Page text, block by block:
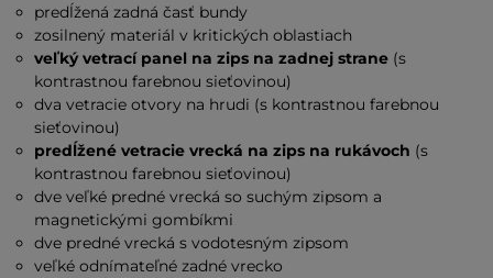
predĺžená zadná časť bundy
zosilnený materiál v kritických oblastiach
veľký vetrací panel na zips na zadnej strane (s
kontrastnou farebnou sieťovinou)
dva vetracie otvory na hrudi (s kontrastnou farebnou
sieťovinou)
predĺžené vetracie vrecká na zips na rukávoch (s
kontrastnou farebnou sieťovinou)
dve veľké predné vrecká so suchým zipsom a
magnetickými gombíkmi
dve predné vrecká s vodotesným zipsom
veľké odnímateľné zadné vrecko